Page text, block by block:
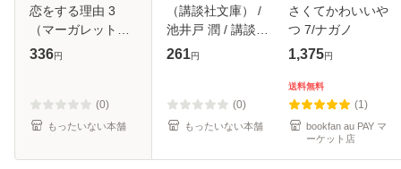
恋をする理由 3
（マーガレットコ
ミックス） / ひろ
送料無料】
336円
(0)
もったいない本舗
（講談社文庫） /
池井戸 潤 / 講談社
[文庫]【メール便送
261円
(0)
もったいない本舗
さくてかわいいや
つ 7/ナガノ
1,375円
送料無料
(1)
bookfan au PAY マ
ーケット店